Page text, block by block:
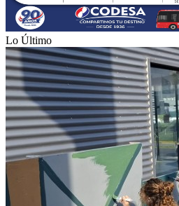
Lo Último